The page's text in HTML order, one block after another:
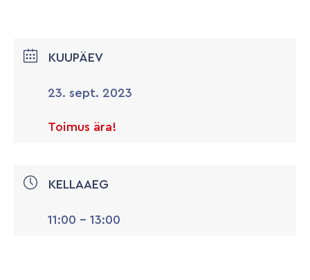
KUUPÄEV
23. sept. 2023
Toimus ära!
KELLAAEG
11:00 - 13:00